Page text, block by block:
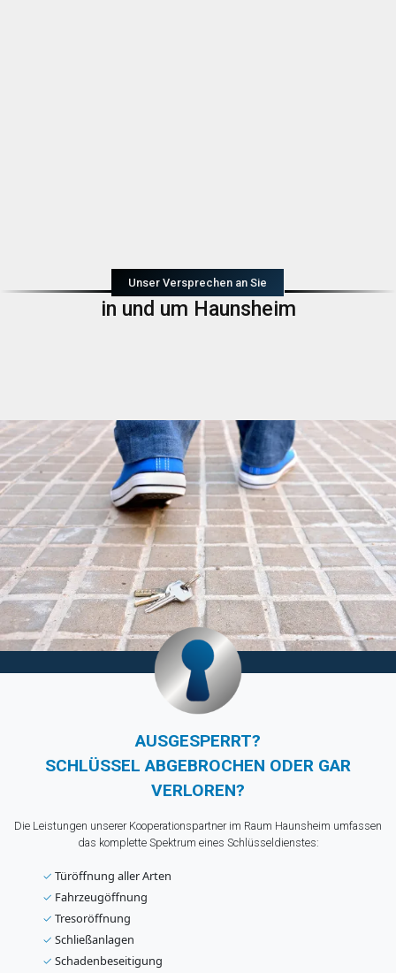
Unser Versprechen an Sie
in und um Haunsheim
AUSGESPERRT?
SCHLÜSSEL ABGEBROCHEN ODER GAR
VERLOREN?
Die Leistungen unserer Kooperationspartner im Raum Haunsheim umfassen
das komplette Spektrum eines Schlüsseldienstes:
✓ Türöffnung aller Arten
✓ Fahrzeugöffnung
✓ Tresoröffnung
✓ Schließanlagen
✓ Schadenbeseitigung